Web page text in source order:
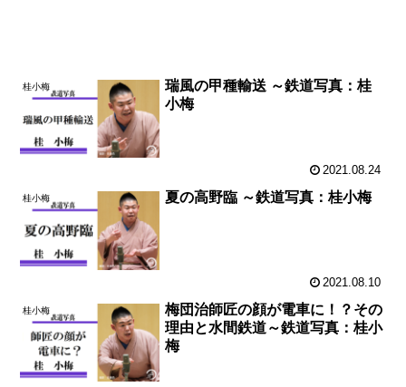
桂小梅
瑞風の甲種輸送 ～鉄道写真：桂
小梅
2021.08.24
桂小梅 夏の高野臨 ～鉄道写真：桂小梅
2021.08.10
桂小梅
梅団治師匠の顔が電車に！？その
理由と水間鉄道～鉄道写真：桂小
梅